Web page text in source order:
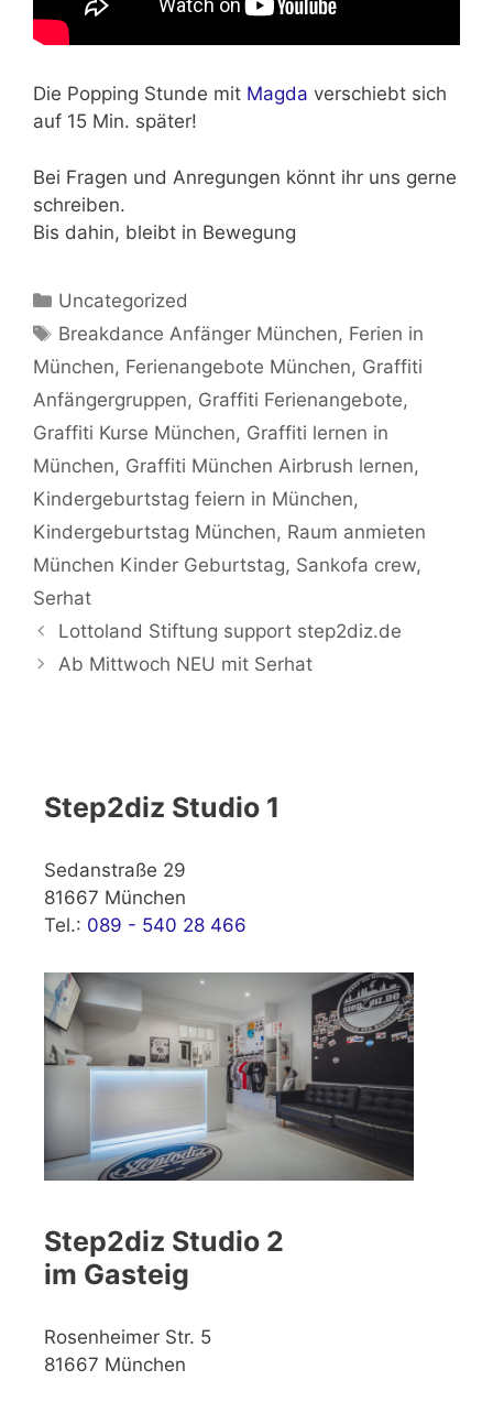
Die Popping Stunde mit Magda verschiebt sich
auf 15 Min. später!
Bei Fragen und Anregungen könnt ihr uns gerne
schreiben.
Bis dahin, bleibt in Bewegung
Kategorien
Uncategorized
Schlagwörter
Breakdance Anfänger München, Ferien in
München, Ferienangebote München, Graffiti
Anfängergruppen, Graffiti Ferienangebote,
Graffiti Kurse München, Graffiti lernen in
München, Graffiti München Airbrush lernen,
Kindergeburtstag feiern in München,
Kindergeburtstag München, Raum anmieten
München Kinder Geburtstag, Sankofa crew,
Serhat
Lottoland Stiftung support step2diz.de
Ab Mittwoch NEU mit Serhat
Step2diz Studio 1
Sedanstraße 29
81667 München
Tel.: 089 - 540 28 466
Step2diz Studio 2
im Gasteig
Rosenheimer Str. 5
81667 München